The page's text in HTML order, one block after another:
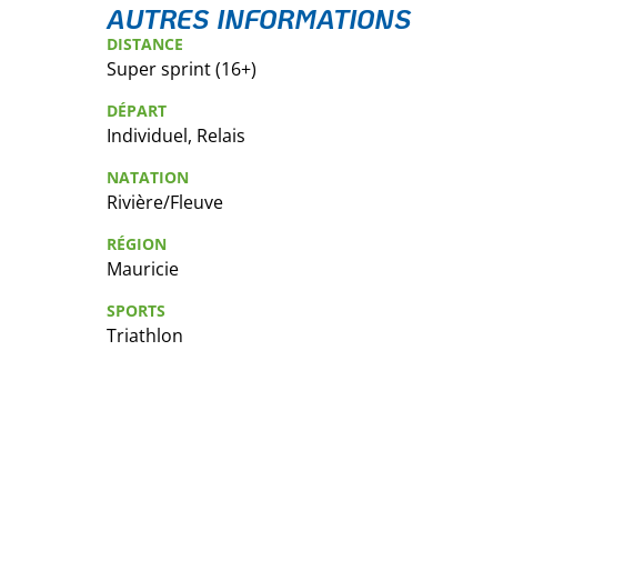
AUTRES INFORMATIONS
DISTANCE
Super sprint (16+)
DÉPART
Individuel, Relais
NATATION
Rivière/Fleuve
RÉGION
Mauricie
SPORTS
Triathlon